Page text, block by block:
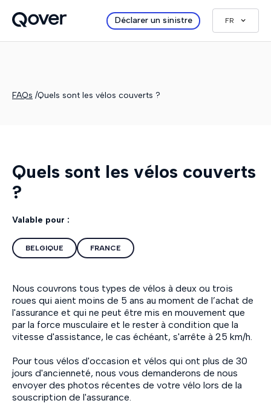
Déclarer un sinistre FR
FAQs /Quels sont les vélos couverts ?
Quels sont les vélos couverts
?
Valable pour :
BELGIQUE FRANCE
Nous couvrons tous types de vélos à deux ou trois
roues qui aient moins de 5 ans au moment de l’achat de
l'assurance et qui ne peut être mis en mouvement que
par la force musculaire et le rester à condition que la
vitesse d'assistance, le cas échéant, s'arrête à 25 km/h.
Pour tous vélos d'occasion et vélos qui ont plus de 30
jours d'ancienneté, nous vous demanderons de nous
envoyer des photos récentes de votre vélo lors de la
souscription de l'assurance.